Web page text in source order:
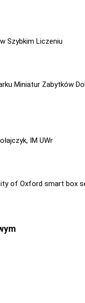
Szybkim Liczeniu
Miniatur Zabytków
IM UWr
of Oxford smart box